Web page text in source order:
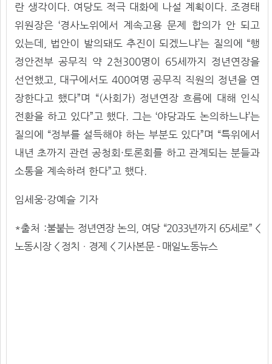
란 생각이다. 여당도 적극 대화에 나설 계획이다. 조경태
위원장은 ‘경사노위에서 계속고용 문제 합의가 안 되고
있는데, 법안이 발의돼도 추진이 되겠느냐’는 질의에 “행
정안전부 공무직 약 2천300명이 65세까지 정년연장을
선언했고, 대구에서도 400여명 공무직 직원의 정년을 연
장한다고 했다”며 “(사회가) 정년연장 흐름에 대해 인식
전환을 하고 있다”고 했다. 그는 ‘야당과도 논의하느냐’는
질의에 “정부를 설득해야 하는 부분도 있다”며 “특위에서
내년 초까지 관련 공청회·토론회를 하고 관계되는 분들과
소통을 계속하려 한다”고 했다.
임세웅·강예슬 기자
*출처 :불붙는 정년연장 논의, 여당 “2033년까지 65세로” <
노동시장 < 정치ㆍ경제 < 기사본문 - 매일노동뉴스